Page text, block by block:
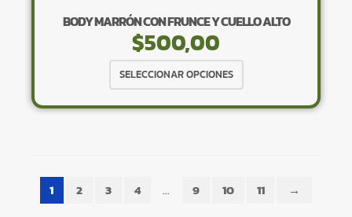
BODY MARRÓN CON FRUNCE Y CUELLO ALTO
$500,00
SELECCIONAR OPCIONES
producto
tiene
1 2 3 4 … 9 10 11 →
×